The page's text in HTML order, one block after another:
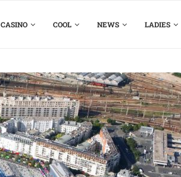
CASINO COOL NEWS LADIES